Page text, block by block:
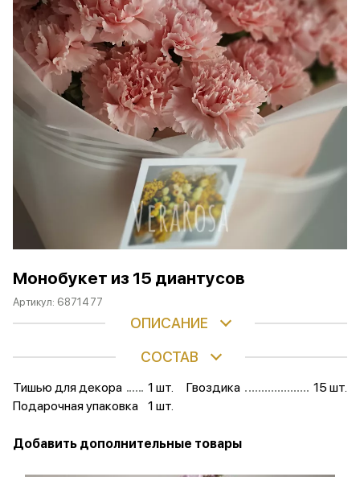
Монобукет из 15 диантусов
Артикул: 6871477
ОПИСАНИЕ
СОСТАВ
Тишью для декора
1 шт.
Подарочная упаковка
1 шт.
Гвоздика 15 шт.
Добавить дополнительные товары